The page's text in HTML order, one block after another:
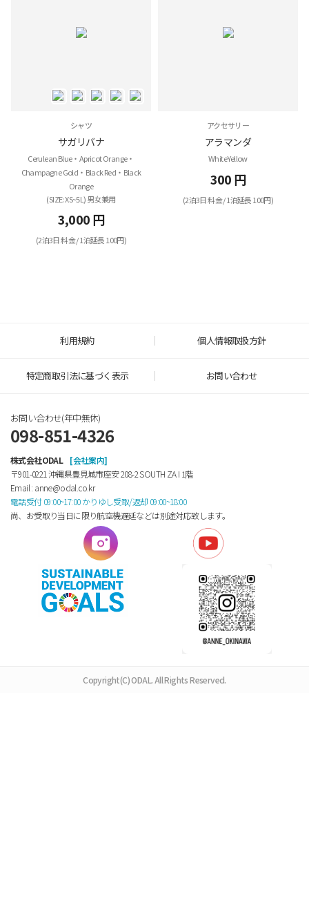
シャツ
サガリバナ
Cerulean Blue・Apricot Orange・
Champagne Gold・Black Red・Black
Orange
(SIZE: XS~5L) 男女兼用
3,000 円
(2泊3日 料金 / 1泊延長 100円)
アクセサリー
アラマンダ
White Yellow
300 円
(2泊3日 料金 / 1泊延長 100円)
利用規約 個人情報取扱方針
特定商取引法に基づく表示 お問い合わせ
お問い合わせ(年中無休)
098-851-4326
株式会社ODAL
[会社案内]
〒901-0221 沖縄県豊見城市座安 208-2 SOUTH ZA Ⅰ 1階
Email : anne@odal.co.kr
電話受付 09:00~17:00 かりゆし受取/返却 09:00~18:00
尚、お受取り当日に限り航空機遅延などは別途対応致します。
Copyright(C) ODAL. All Rights Reserved.